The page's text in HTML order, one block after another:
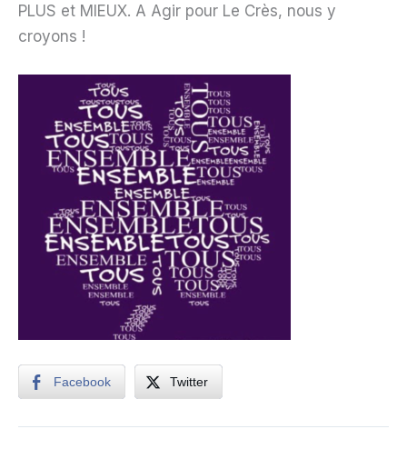
PLUS et MIEUX. A Agir pour Le Crès, nous y
croyons !
Facebook Twitter